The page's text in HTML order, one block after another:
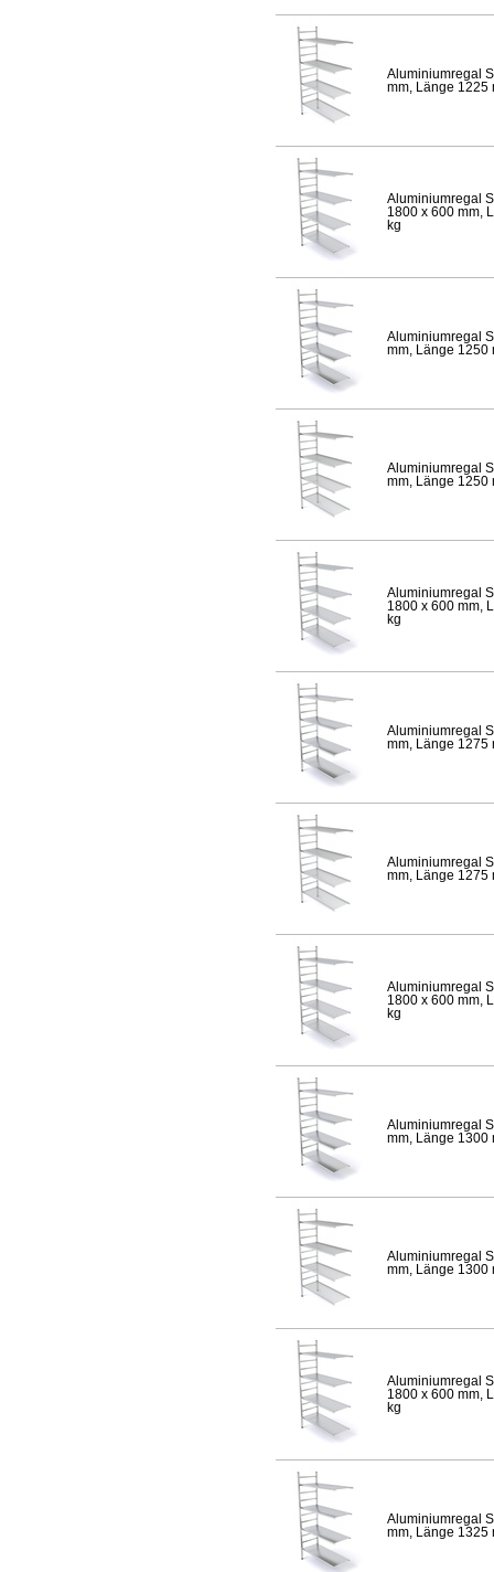
Aluminiumregal
mm, Länge 1225
Aluminiumregal
1800 x 600 mm,
kg
Aluminiumregal
mm, Länge 1250
Aluminiumregal
mm, Länge 1250
Aluminiumregal
1800 x 600 mm,
kg
Aluminiumregal
mm, Länge 1275
Aluminiumregal
mm, Länge 1275
Aluminiumregal
1800 x 600 mm,
kg
Aluminiumregal
mm, Länge 1300
Aluminiumregal
mm, Länge 1300
Aluminiumregal
1800 x 600 mm,
kg
Aluminiumregal
mm, Länge 1325